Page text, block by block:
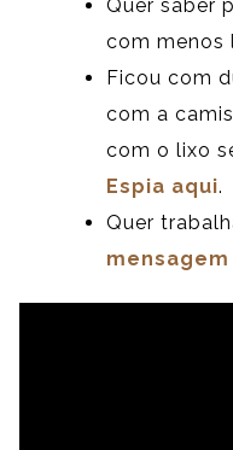
Quer saber
com menos
Ficou com
com a
com o lixo
Espia aqui.
Quer
mensagem